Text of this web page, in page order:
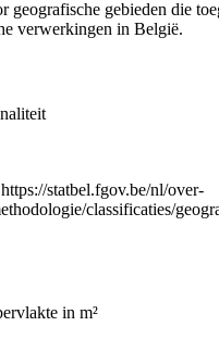
geografische gebieden die
verwerkingen in België.
statbel.fgov.be/nl/over-
classificaties/
in m²